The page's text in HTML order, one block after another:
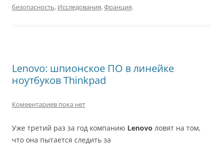
безопасность, Исследования,Франция.
Lenovo: шпионское ПО в линейке
ноутбуков Thinkpad
Комеентариев пока нет
Уже третий раз за год компанию Lenovo ловят на том,
что она пытается следить за